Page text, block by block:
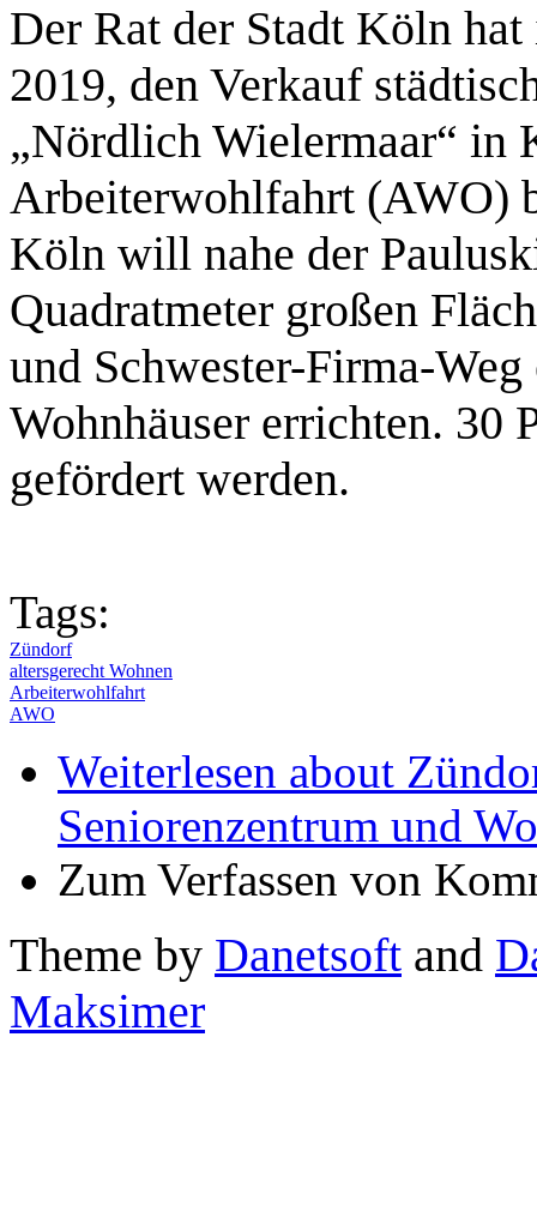
Der Rat der Stadt Köln
2019, den Verkauf
„Nördlich Wielermaar“ in
Arbeiterwohlfahrt (AWO)
Köln will nahe der
Quadratmeter großen
und Schwester-Firma-
Wohnhäuser errichten. 30
gefördert werden.
Tags:
Zündorf
altersgerecht Wohnen
Arbeiterwohlfahrt
AWO
Weiterlesen about
Seniorenzentrum und
Zum Verfassen von
Theme by Danetsoft and
Maksimer